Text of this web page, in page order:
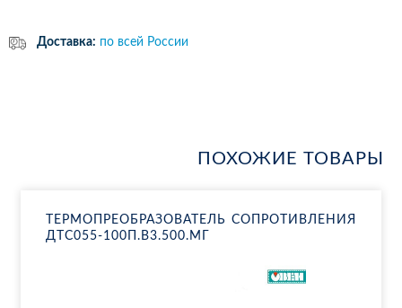
Доставка: по всей России
ПОХОЖИЕ ТОВАРЫ
ТЕР­МО­ПРЕ­ОБ­РА­ЗО­ВА­ТЕЛЬ СО­ПРО­ТИВ­ЛЕ­НИЯ
ДТ­С055-100П.В3.500.МГ